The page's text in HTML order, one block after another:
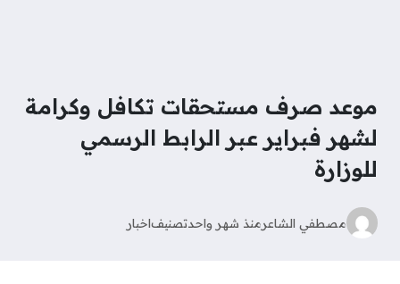
موعد صرف مستحقات تكافل وكرامة
لشهر فبراير عبر الرابط الرسمي
للوزارة
مصطفي الشاعرمنذ شهر واحدتصنيفاخبار